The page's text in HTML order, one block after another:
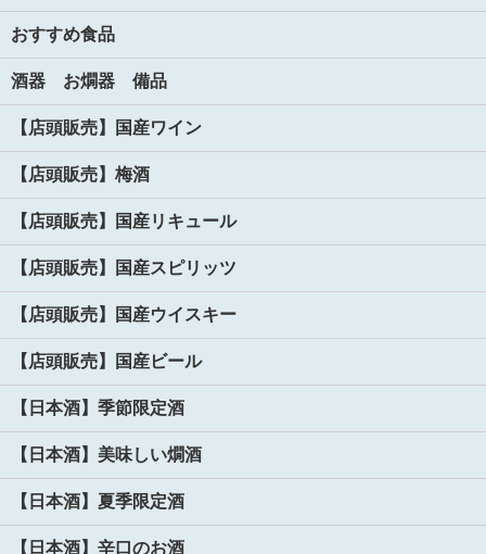
おすすめ食品
酒器 お燗器 備品
【店頭販売】国産ワイン
【店頭販売】梅酒
【店頭販売】国産リキュール
【店頭販売】国産スピリッツ
【店頭販売】国産ウイスキー
【店頭販売】国産ビール
【日本酒】季節限定酒
【日本酒】美味しい燗酒
【日本酒】夏季限定酒
【日本酒】辛口のお酒